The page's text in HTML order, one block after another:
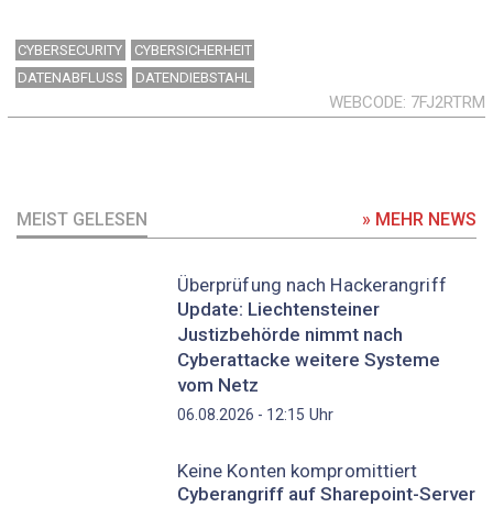
CYBERSECURITY
CYBERSICHERHEIT
DATENABFLUSS
DATENDIEBSTAHL
WEBCODE 7FJ2RTRM
MEIST GELESEN » MEHR NEWS
Überprüfung nach Hackerangriff
Update: Liechtensteiner
Justizbehörde nimmt nach
Cyberattacke weitere Systeme
vom Netz
06.08.2026 - 12:15 Uhr
Keine Konten kompromittiert
Cyberangriff auf Sharepoint-Server